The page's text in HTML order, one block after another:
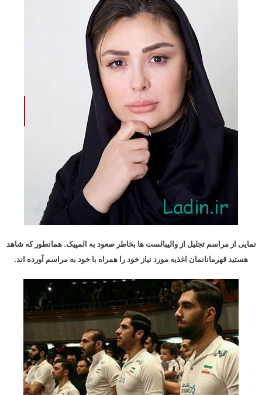
نمایی از مراسم تجلیل از والیبالست ها بخاطر صعود به المپیک. همانطور که شاهد
هستید قهرمانانمان اغذیه مورد نیاز خود را همراه با خود به مراسم آورده اند.